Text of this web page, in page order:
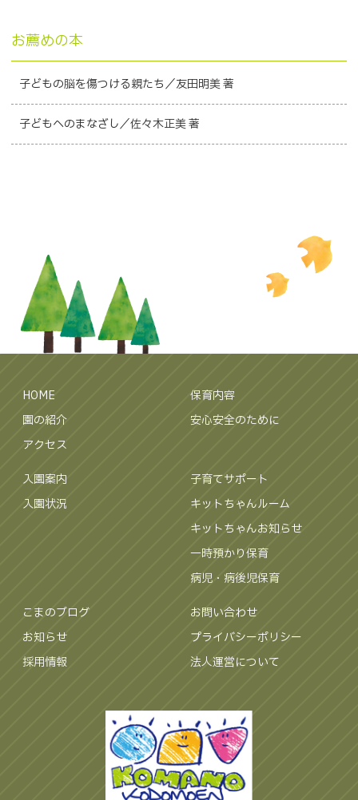
お薦めの本
子どもの脳を傷つける親たち／友田明美 著
子どもへのまなざし／佐々木正美 著
HOME
園の紹介
アクセス
保育内容
安心安全のために
入園案内
入園状況
子育てサポート
キットちゃんルーム
キットちゃんお知らせ
一時預かり保育
病児・病後児保育
こまのブログ
お知らせ
採用情報
お問い合わせ
プライバシーポリシー
法人運営について